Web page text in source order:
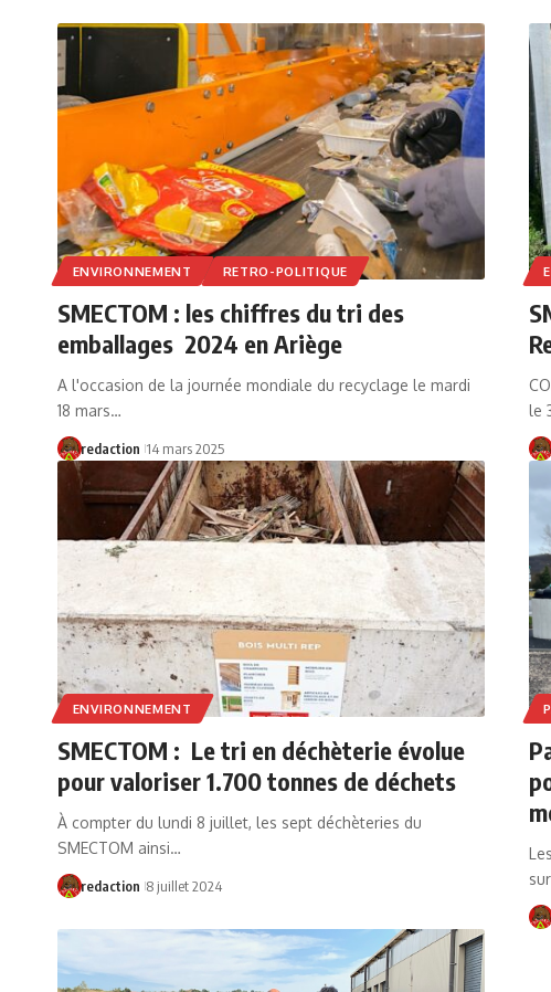
ENVIRONNEMENT RETRO-POLITIQUE
SMECTOM : les chiffres du tri des
emballages 2024 en Ariège
A l'occasion de la journée mondiale du recyclage le mardi
18 mars…
redaction 14 mars 2025
le
ENVIRONNEMENT
SMECTOM : Le tri en déchèterie évolue
pour valoriser 1.700 tonnes de déchets
À compter du lundi 8 juillet, les sept déchèteries du
SMECTOM ainsi…
redaction 8 juillet 2024